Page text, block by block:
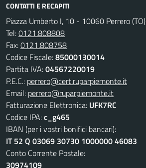
CONTATTI E RECAPITI
Piazza Umberto I, 10 - 10060 Perrero (TO)
Tel:0121.808808
Fax:0121.808758
Codice Fiscale:85000130014
Partita IVA:04567220019
P.E.C.: perrero@cert.ruparpiemonte.it
Email: perrero@ruparpiemonte.it
Fatturazione Elettronica: UFK7RC
Codice IPA:c_g465
IBAN (per i vostri bonifici bancari):
IT 52 Q 03069 30730 1000000 46083
Conto Corrente Postale:
30974109